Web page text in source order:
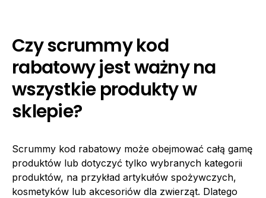
Czy scrummy kod
rabatowy jest ważny na
wszystkie produkty w
sklepie?
Scrummy kod rabatowy może obejmować całą gamę
produktów lub dotyczyć tylko wybranych kategorii
produktów, na przykład artykułów spożywczych,
kosmetyków lub akcesoriów dla zwierząt. Dlatego